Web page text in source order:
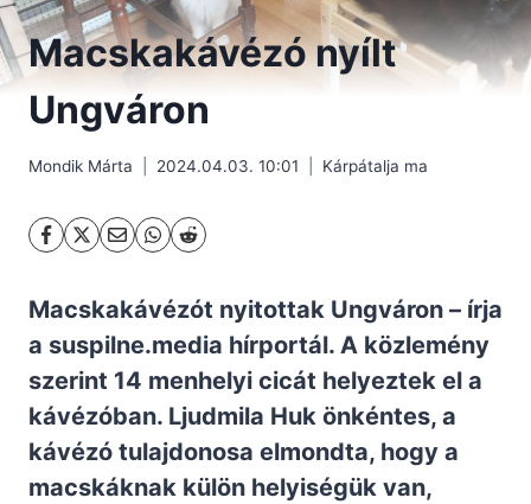
Macskakávézó nyílt
Ungváron
Mondik Márta 2024.04.03. 10:01 Kárpátalja ma
Macskakávézót nyitottak Ungváron – írja
a suspilne.media hírportál. A közlemény
szerint 14 menhelyi cicát helyeztek el a
kávézóban. Ljudmila Huk önkéntes, a
kávézó tulajdonosa elmondta, hogy a
macskáknak külön helyiségük van,